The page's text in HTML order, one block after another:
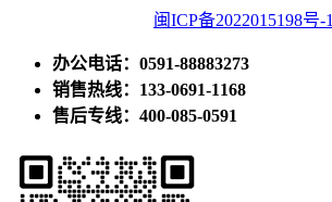
闽ICP备2022015198号-1
办公电话：0591-88883273
销售热线：133-0691-1168
售后专线：400-085-0591